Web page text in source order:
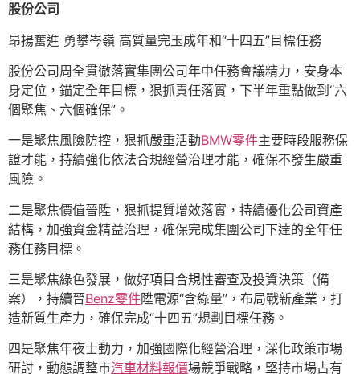
股份公司
昂揚奮進 勇攀岑嶺 高質量完玉成年和“十四五”目標任務
股份公司周全貫徹落實集團公司年中任務會議精力，安身本
身定位，錨定全年目標，狠抓責任落實，下半年重點做到“六
個聚焦、六個確保”。
一是聚焦風險防控，狠抓嚴重活動BMW零件主要時段服務保
證才能，持續強化依法合規經營治理才能，確保不發生嚴重
風險。
二是聚焦價值晉陞，狠抓提質增效落實，持續優化公司資產
結構，加強資金精益治理，確保完成集團公司下達的全年任
務任務目標。
三是聚焦綠色發展，做好項目合規性審查及投資決策（備
案），持續晉Benz零件陞電源“含綠量”，布局戰新產業，打
造新質生產力，確保完成“十四五”規劃目標任務。
四是聚焦年夜士動力，加強國際化經營治理，深化政策市場
研討，動態調整市汽車材料報價場競爭戰略，堅持市場占有